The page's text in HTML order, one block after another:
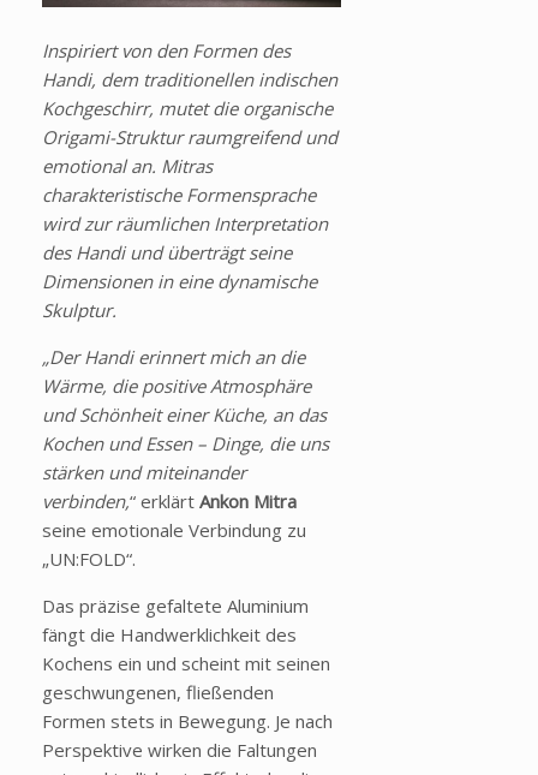
Inspiriert von den Formen des
Handi, dem traditionellen indischen
Kochgeschirr, mutet die organische
Origami-Struktur raumgreifend und
emotional an. Mitras
charakteristische Formensprache
wird zur räumlichen Interpretation
des Handi und überträgt seine
Dimensionen in eine dynamische
Skulptur.
„Der Handi erinnert mich an die
Wärme, die positive Atmosphäre
und Schönheit einer Küche, an das
Kochen und Essen – Dinge, die uns
stärken und miteinander
verbinden,“ erklärt Ankon Mitra
seine emotionale Verbindung zu
„UN:FOLD“.
Das präzise gefaltete Aluminium
fängt die Handwerklichkeit des
Kochens ein und scheint mit seinen
geschwungenen, fließenden
Formen stets in Bewegung. Je nach
Perspektive wirken die Faltungen